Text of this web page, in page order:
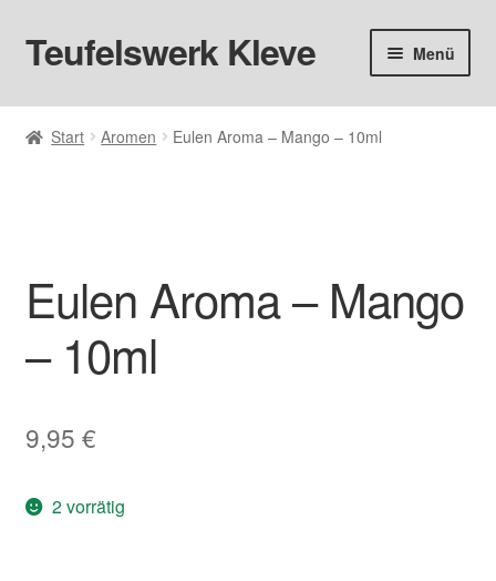
Zur
Navigation
Zum
Inhalt
Teufelswerk Kleve Menü
Startseite
Liquids
öffnen
Big Puff
Basen & Nikotin
Zubehör
Start Aromen Eulen Aroma – Mango – 10ml
Eulen Aroma – Mango
– 10ml
9,95 €
2 vorrätig